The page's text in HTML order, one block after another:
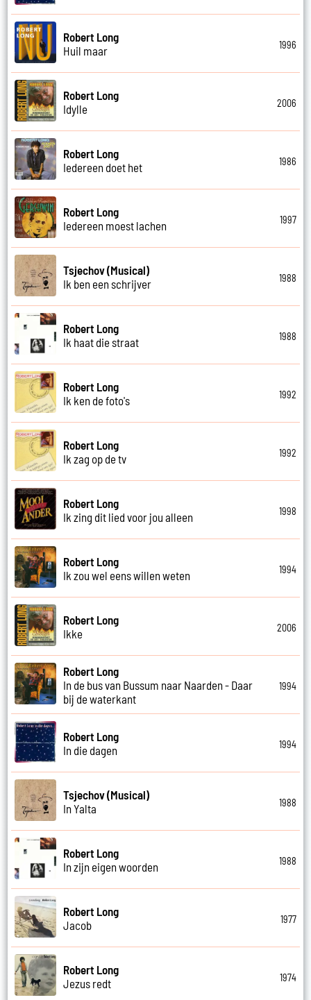
Robert Long
Huil maar
1996
Robert Long
Idylle
2006
Robert Long
Iedereen doet het
1986
Robert Long
Iedereen moest lachen
1997
Tsjechov (Musical)
Ik ben een schrijver
1988
Robert Long
Ik haat die straat
1988
Robert Long
Ik ken de foto's
1992
Robert Long
Ik zag op de tv
1992
Robert Long
Ik zing dit lied voor jou alleen
1998
Robert Long
Ik zou wel eens willen weten
1994
Robert Long
Ikke
2006
Robert Long
In de bus van Bussum naar Naarden - Daar
bij de waterkant
1994
Robert Long
In die dagen
1994
Tsjechov (Musical)
In Yalta
1988
Robert Long
In zijn eigen woorden
1988
Robert Long
Jacob
1977
Robert Long
Jezus redt
1974